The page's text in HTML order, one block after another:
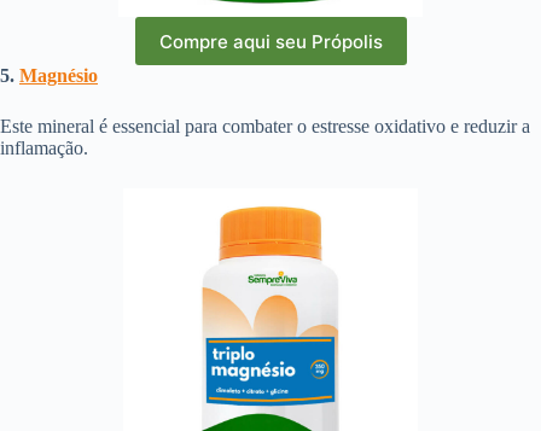
Compre aqui seu Própolis
5. Magnésio
Este mineral é essencial para combater o estresse oxidativo e reduzir a
inflamação.